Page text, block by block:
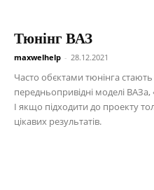
Тюнінг ВАЗ
maxwelhelp - 28.12.2021
Часто обєктами тюнінга
передньопривідні моделі
І якщо підходити до проекту
цікавих результатів.